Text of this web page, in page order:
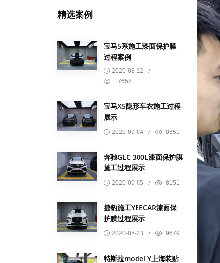
精选案例
宝马5系施工漆面保护膜
过程案例
2020-08-22 /
17658
宝马X5隐形车衣施工过程
展示
2020-09-04 / 8651
奔驰GLC 300L漆面保护膜
施工过程展示
2020-09-05 / 8151
捷豹施工YEECAR漆面保
护膜过程展示
2020-08-23 / 9679
特斯拉model Y上海装贴